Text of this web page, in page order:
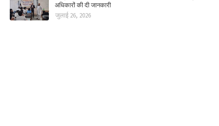
अधिकारों की दी जानकारी
जुलाई 26, 2026